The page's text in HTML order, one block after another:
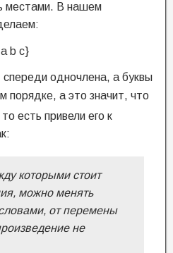
местами. В нашем
спереди одночлена, а буквы
порядке, а это значит, что
есть привели его к
которыми стоит
можно менять
от перемены
не